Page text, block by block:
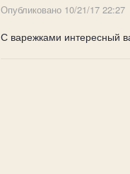
Опубликовано 10/21/17 22:27
С варежками интересный